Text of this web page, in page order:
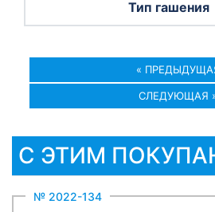
«
СЛЕДУЮЩАЯ
С ЭТИМ
№ 2022-134